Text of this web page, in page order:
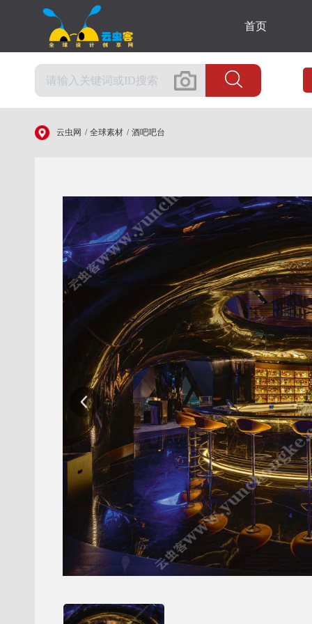
首页
云虫网 全球素材 酒吧吧台